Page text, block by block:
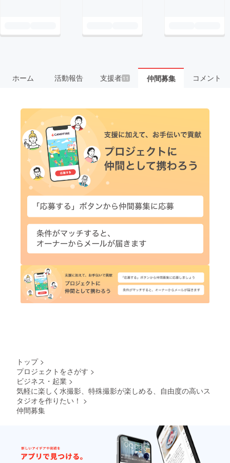
ホーム 活動報告 支援者 11 仲間募集 コメント
トップ >
プロジェクトをさがす >
ビジネス・起業 >
気軽に楽しく水撮影、特殊撮影が楽しめる、自由度の高いス
タジオを作りたい！ >
仲間募集